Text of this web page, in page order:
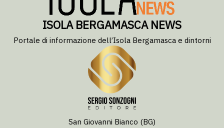
ISOLA BERGAMASCA NEWS
Portale di informazione dell’Isola Bergamasca e dintorni
San Giovanni Bianco (BG)